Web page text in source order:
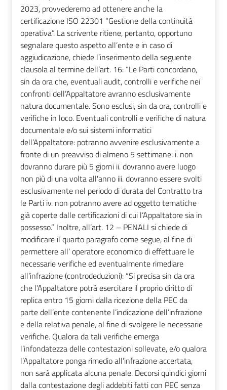
2023, provvederemo ad ottenere anche la
certificazione ISO 22301 “Gestione della continuità
operativa”. La scrivente ritiene, pertanto, opportuno
segnalare questo aspetto all’ente e in caso di
aggiudicazione, chiede l’inserimento della seguente
clausola al termine dell’art. 16: “Le Parti concordano,
sin da ora che, eventuali audit, controlli e verifiche nei
confronti dell’Appaltatore avranno esclusivamente
natura documentale. Sono esclusi, sin da ora, controlli e
verifiche in loco. Eventuali controlli e verifiche di natura
documentale e/o sui sistemi informatici
dell’Appaltatore: potranno avvenire esclusivamente a
fronte di un preavviso di almeno 5 settimane. i. non
dovranno durare più 5 giorni ii. dovranno avere luogo
non più di una volta all'anno iii. dovranno essere svolti
esclusivamente nel periodo di durata del Contratto tra
le Parti iv. non potranno avere ad oggetto tematiche
già coperte dalle certificazioni di cui l’Appaltatore sia in
possesso.” Inoltre, all’art. 12 – PENALI si chiede di
modificare il quarto paragrafo come segue, al fine di
permettere all’ operatore economico di effettuare le
necessarie verifiche ed eventualmente rimediare
all’infrazione (controdeduzioni): “Si precisa sin da ora
che l’Appaltatore potrà esercitare il proprio diritto di
replica entro 15 giorni dalla ricezione della PEC da
parte dell’ente contenente l’indicazione dell’infrazione
e della relativa penale, al fine di svolgere le necessarie
verifiche. Qualora da tali verifiche emerga
l’infondatezza delle contestazioni sollevate, e/o qualora
l’Appaltatore ponga rimedio all’infrazione accertata,
non sarà applicata alcuna penale. Decorsi quindici giorni
dalla contestazione degli addebiti fatti con PEC senza